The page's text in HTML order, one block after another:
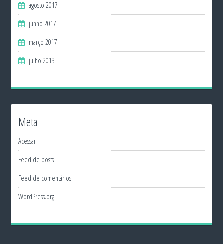
agosto 2017
junho 2017
março 2017
julho 2013
Meta
Acessar
Feed de posts
Feed de comentários
WordPress.org